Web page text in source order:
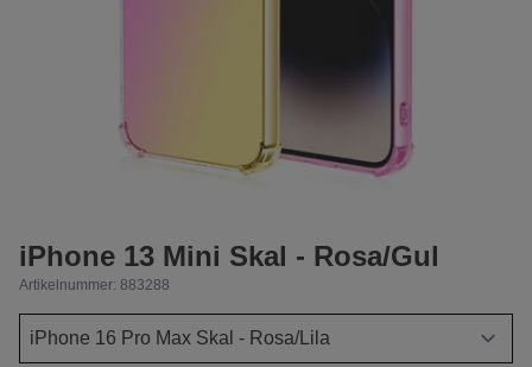
iPhone 13 Mini Skal - Rosa/Gul
Artikelnummer: 883288